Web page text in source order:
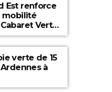
Est renforce
mobilité
Vert
verte de 15
à